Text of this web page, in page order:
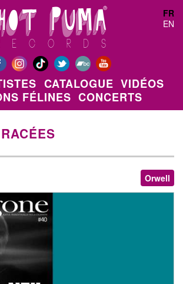
FR
EN
CATALOGUE VIDÉOS
FÉLINES CONCERTS
Orwell